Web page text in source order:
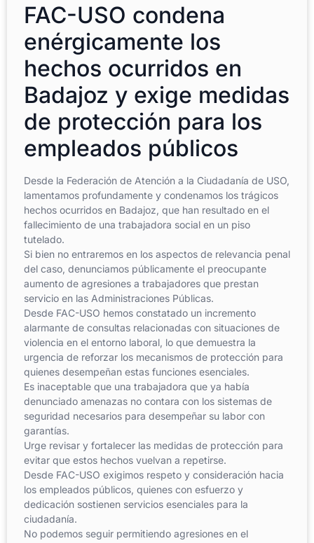
FAC-USO condena
enérgicamente los
hechos ocurridos en
Badajoz y exige medidas
de protección para los
empleados públicos
Desde la Federación de Atención a la Ciudadanía de USO,
lamentamos profundamente y condenamos los trágicos
hechos ocurridos en Badajoz, que han resultado en el
fallecimiento de una trabajadora social en un piso
tutelado.
Si bien no entraremos en los aspectos de relevancia penal
del caso, denunciamos públicamente el preocupante
aumento de agresiones a trabajadores que prestan
servicio en las Administraciones Públicas.
Desde FAC-USO hemos constatado un incremento
alarmante de consultas relacionadas con situaciones de
violencia en el entorno laboral, lo que demuestra la
urgencia de reforzar los mecanismos de protección para
quienes desempeñan estas funciones esenciales.
Es inaceptable que una trabajadora que ya había
denunciado amenazas no contara con los sistemas de
seguridad necesarios para desempeñar su labor con
garantías.
Urge revisar y fortalecer las medidas de protección para
evitar que estos hechos vuelvan a repetirse.
Desde FAC-USO exigimos respeto y consideración hacia
los empleados públicos, quienes con esfuerzo y
dedicación sostienen servicios esenciales para la
ciudadanía.
No podemos seguir permitiendo agresiones en el